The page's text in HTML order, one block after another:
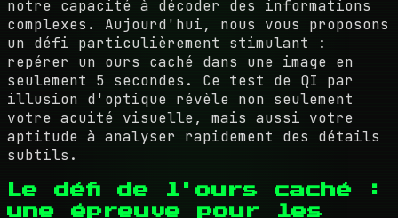
notre capacité à décoder des informations
complexes. Aujourd'hui, nous vous proposons
un défi particulièrement stimulant :
repérer un ours caché dans une image en
seulement 5 secondes. Ce test de QI par
illusion d'optique révèle non seulement
votre acuité visuelle, mais aussi votre
aptitude à analyser rapidement des détails
subtils.
Le défi de l'ours caché :
une épreuve pour les